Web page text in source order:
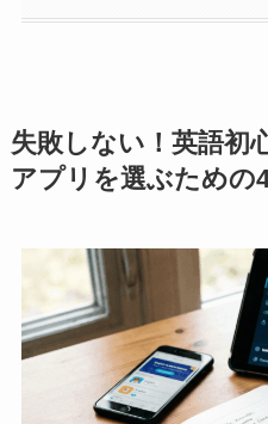
失敗しない！英語初
アプリを選ぶための